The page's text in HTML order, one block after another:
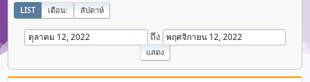
LIST เดือน: สัปดาห์
ถึง